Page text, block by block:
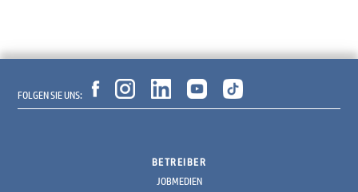
FOLGEN SIE UNS:
BETREIBER
JOBMEDIEN